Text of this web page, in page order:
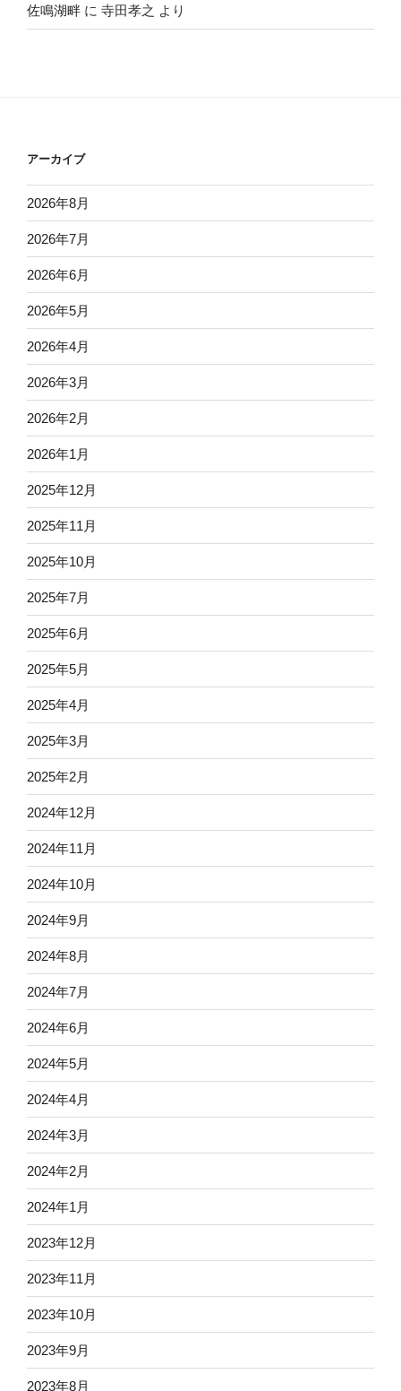
佐鳴湖畔 に 寺田孝之 より
アーカイブ
2026年8月
2026年7月
2026年6月
2026年5月
2026年4月
2026年3月
2026年2月
2026年1月
2025年12月
2025年11月
2025年10月
2025年7月
2025年6月
2025年5月
2025年4月
2025年3月
2025年2月
2024年12月
2024年11月
2024年10月
2024年9月
2024年8月
2024年7月
2024年6月
2024年5月
2024年4月
2024年3月
2024年2月
2024年1月
2023年12月
2023年11月
2023年10月
2023年9月
2023年8月